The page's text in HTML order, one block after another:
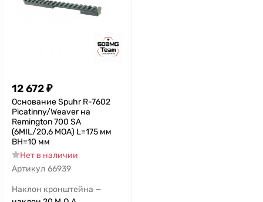
12 672₽
Основание Spuhr R-7602
Picatinny/Weaver на
Remington 700 SA
(6MIL/20,6 MOA) L=175 мм
ВН=10 мм
Нет в наличии
Артикул 66939
Наклон кронштейна —